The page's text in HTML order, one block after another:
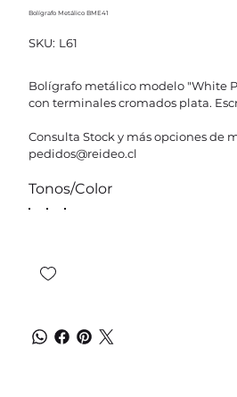
Bolígrafo Metálico BME41
SKU: SKU
L61
L61
Bolígrafo metálico modelo "White
con terminales cromados plata.
Consulta Stock y más opciones de
pedidos@reideo.cl
Tonos/Color